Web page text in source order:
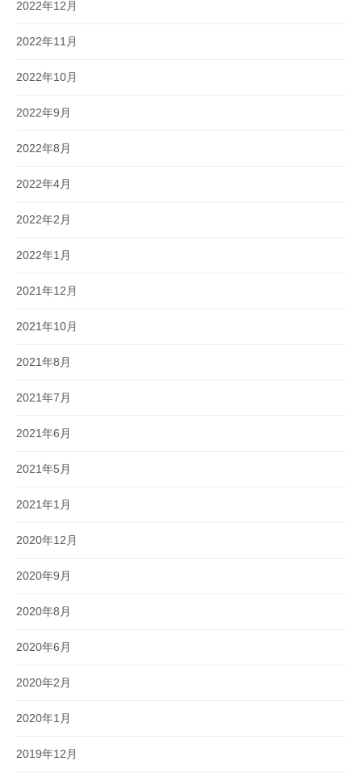
2022年12月
2022年11月
2022年10月
2022年9月
2022年8月
2022年4月
2022年2月
2022年1月
2021年12月
2021年10月
2021年8月
2021年7月
2021年6月
2021年5月
2021年1月
2020年12月
2020年9月
2020年8月
2020年6月
2020年2月
2020年1月
2019年12月